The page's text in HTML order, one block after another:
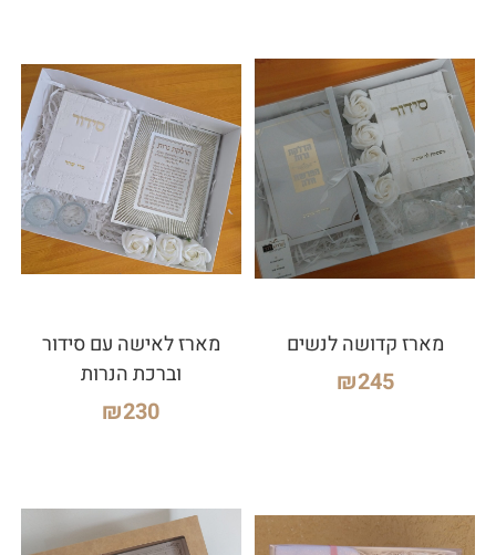
מארז קדושה לנשים
₪245
מארז לאישה עם סידור
וברכת הנרות
₪230